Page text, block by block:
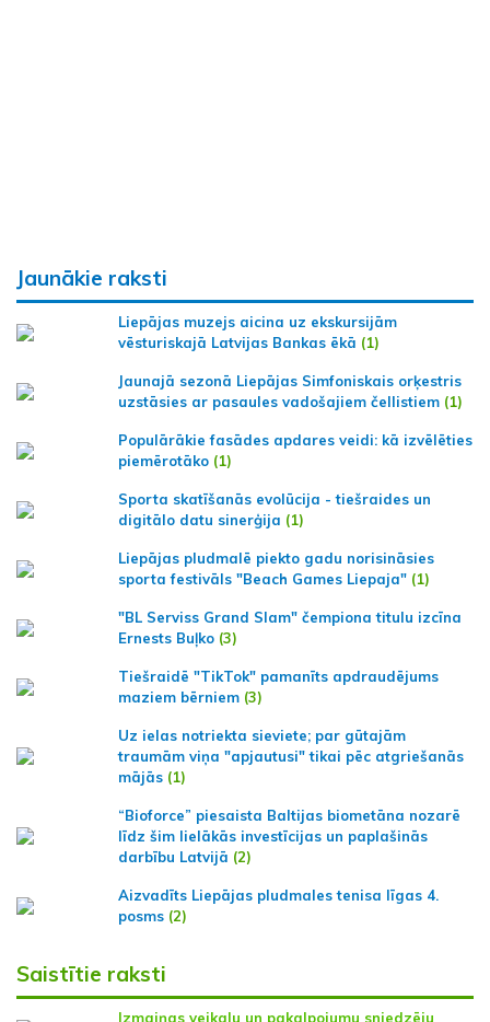
Jaunākie raksti
Liepājas muzejs aicina uz ekskursijām
vēsturiskajā Latvijas Bankas ēkā (1)
Jaunajā sezonā Liepājas Simfoniskais orķestris
uzstāsies ar pasaules vadošajiem čellistiem (1)
Populārākie fasādes apdares veidi: kā izvēlēties
piemērotāko (1)
Sporta skatīšanās evolūcija - tiešraides un
digitālo datu sinerģija (1)
Liepājas pludmalē piekto gadu norisināsies
sporta festivāls "Beach Games Liepaja" (1)
"BL Serviss Grand Slam" čempiona titulu izcīna
Ernests Buļko (3)
Tiešraidē "TikTok" pamanīts apdraudējums
maziem bērniem (3)
Uz ielas notriekta sieviete; par gūtajām
traumām viņa "apjautusi" tikai pēc atgriešanās
mājās (1)
“Bioforce” piesaista Baltijas biometāna nozarē
līdz šim lielākās investīcijas un paplašinās
darbību Latvijā (2)
Aizvadīts Liepājas pludmales tenisa līgas 4.
posms (2)
Saistītie raksti
Izmaiņas veikalu un pakalpojumu sniedzēju